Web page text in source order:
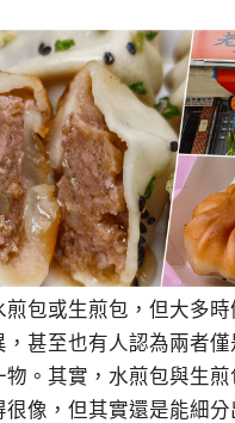
煎包或生煎包，但大多
，甚至也有人認為兩者
物。其實，水煎包與生
很像，但其實還是能細